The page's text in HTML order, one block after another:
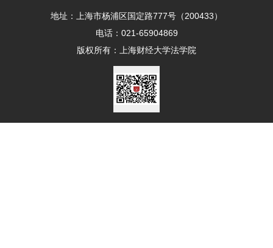
地址：上海市杨浦区国定路777号（200433）
电话：021-65904869
版权所有：上海财经大学法学院